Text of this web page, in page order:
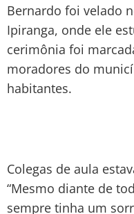
Bernardo foi velado
Ipiranga, onde ele
cerimônia foi
moradores do
habitantes.
Colegas de aula
“Mesmo diante de
sempre tinha um